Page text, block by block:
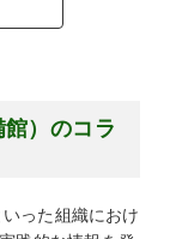
）のコラ
った組織におけ